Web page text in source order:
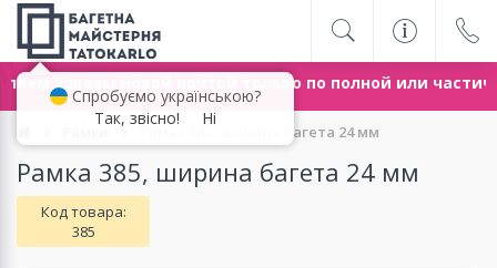
заказы Новой почтой только по полной или
Рамка 385, ширина багетa 24 мм
Рамка 385, ширина багетa 24 мм
Код товара:
385
Спробуємо українською?
Так, звісно!
Ні